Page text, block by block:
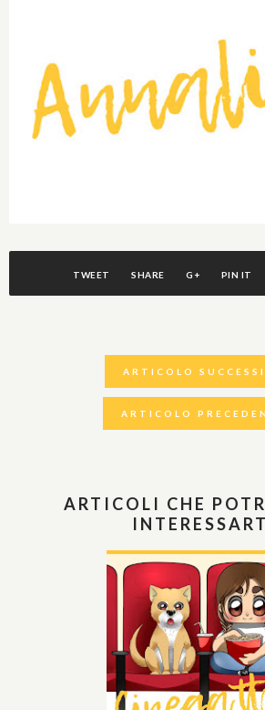
TWEET SHARE G+ PIN IT
ARTICOLO
ARTICOLO
ARTICOLI CHE